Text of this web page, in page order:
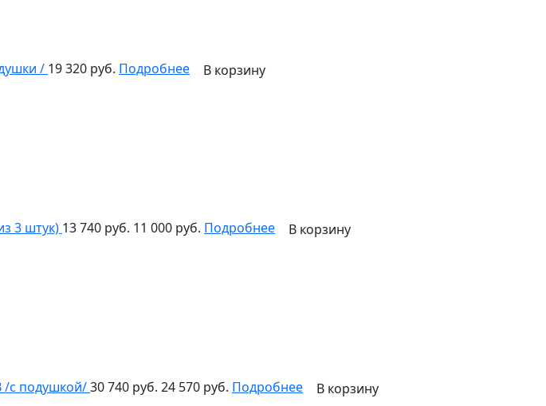
/ 19 320 руб. Подробнее В корзину
3 штук) 13 740 руб. 11 000 руб. Подробнее В корзину
/с подушкой/30 740 руб. 24 570 руб. Подробнее В корзину